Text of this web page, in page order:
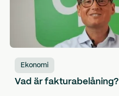
Ekonomi
Vad är fakturabelåning?